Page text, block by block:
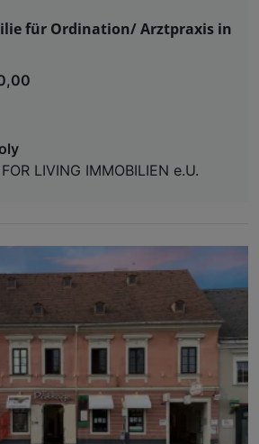
für Ordination/ Arztpraxis in
LIVING IMMOBILIEN e.U.